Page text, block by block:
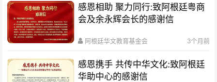
感恩相助 聚力同行:致阿根廷粤商
会及余永辉会长的感谢信
阿根廷华文教育基金会 3个月前
感恩携手 共传中华文化:致阿根廷
华助中心的感谢信